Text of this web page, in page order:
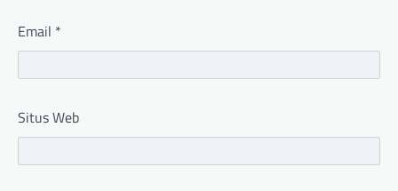
Email *
Situs Web